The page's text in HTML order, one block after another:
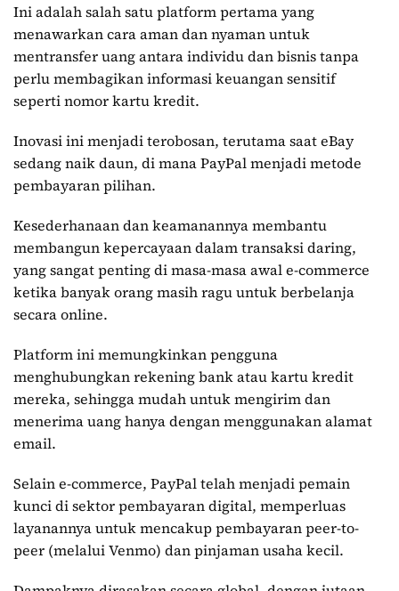
Ini adalah salah satu platform pertama yang
menawarkan cara aman dan nyaman untuk
mentransfer uang antara individu dan bisnis tanpa
perlu membagikan informasi keuangan sensitif
seperti nomor kartu kredit.
Inovasi ini menjadi terobosan, terutama saat eBay
sedang naik daun, di mana PayPal menjadi metode
pembayaran pilihan.
Kesederhanaan dan keamanannya membantu
membangun kepercayaan dalam transaksi daring,
yang sangat penting di masa-masa awal e-commerce
ketika banyak orang masih ragu untuk berbelanja
secara online.
Platform ini memungkinkan pengguna
menghubungkan rekening bank atau kartu kredit
mereka, sehingga mudah untuk mengirim dan
menerima uang hanya dengan menggunakan alamat
email.
Selain e-commerce, PayPal telah menjadi pemain
kunci di sektor pembayaran digital, memperluas
layanannya untuk mencakup pembayaran peer-to-
peer (melalui Venmo) dan pinjaman usaha kecil.